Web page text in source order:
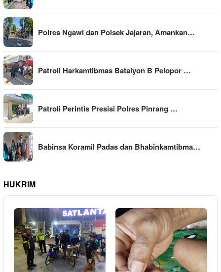
Polres Ngawi dan Polsek Jajaran, Amankan…
Patroli Harkamtibmas Batalyon B Pelopor …
Patroli Perintis Presisi Polres Pinrang …
Babinsa Koramil Padas dan Bhabinkamtibma…
HUKRIM